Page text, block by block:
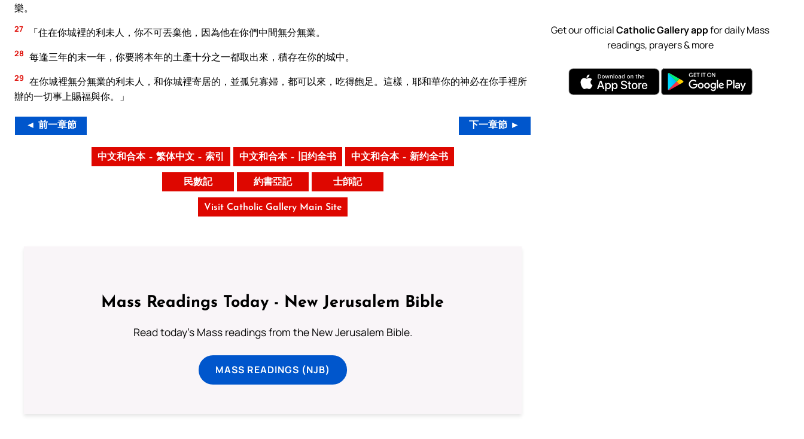
樂。
27 「住在你城裡的利未人，你不可丟棄他，因為他在你們中間無分無業。
28 每逢三年的末一年，你要將本年的土產十分之一都取出來，積存在你的城中。
29 在你城裡無分無業的利未人，和你城裡寄居的，並孤兒寡婦，都可以來，吃得飽足。這樣，耶和華你的神必在你手裡所
辦的一切事上賜福與你。」
◄ 前一章節 下一章節 ►
中文和合本 – 繁体中文 – 索引 中文和合本 – 旧约全书 中文和合本 – 新约全书
民數記 約書亞記 士師記
Visit Catholic Gallery Main Site
Mass Readings Today - New Jerusalem Bible
Read today's Mass readings from the New Jerusalem Bible.
MASS READINGS (NJB)
Get our officialCatholic Gallery appfor daily Mass
readings, prayers & more